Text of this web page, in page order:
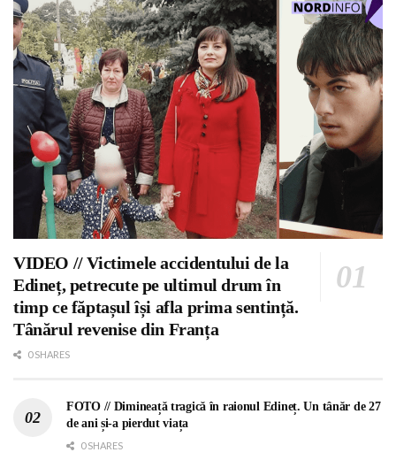
VIDEO // Victimele accidentului de la
Edineț, petrecute pe ultimul drum în
timp ce făptașul își afla prima sentință.
Tânărul revenise din Franța
0 SHARES
FOTO // Dimineață tragică în raionul Edineț. Un tânăr de 27
de ani și-a pierdut viața
0 SHARES